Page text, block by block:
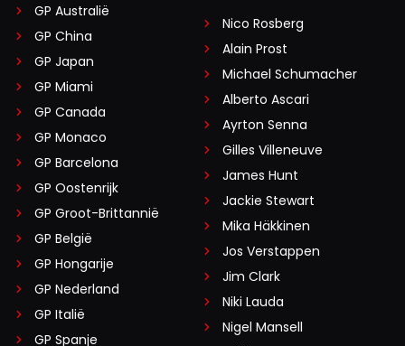
GP Australië
GP China
GP Japan
GP Miami
GP Canada
GP Monaco
GP Barcelona
GP Oostenrijk
GP Groot-Brittannië
GP België
GP Hongarije
GP Nederland
GP Italië
GP Spanje
Nico Rosberg
Alain Prost
Michael Schumacher
Alberto Ascari
Ayrton Senna
Gilles Villeneuve
James Hunt
Jackie Stewart
Mika Häkkinen
Jos Verstappen
Jim Clark
Niki Lauda
Nigel Mansell